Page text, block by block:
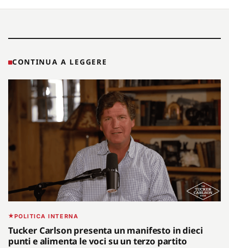
CONTINUA A LEGGERE
POLITICA INTERNA
Tucker Carlson presenta un manifesto in dieci
punti e alimenta le voci su un terzo partito